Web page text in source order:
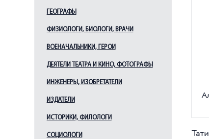
ГЕОГРАФЫ
ФИЗИОЛОГИ, БИОЛОГИ, ВРАЧИ
ВОЕНАЧАЛЬНИКИ, ГЕРОИ
ДЕЯТЕЛИ ТЕАТРА И КИНО, ФОТОГРАФЫ
ИНЖЕНЕРЫ, ИЗОБРЕТАТЕЛИ
ИЗДАТЕЛИ
ИСТОРИКИ, ФИЛОЛОГИ
СОЦИОЛОГИ